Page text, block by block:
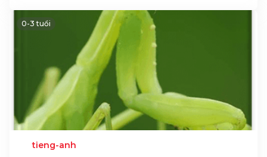
0-3 tuổi
tieng-anh